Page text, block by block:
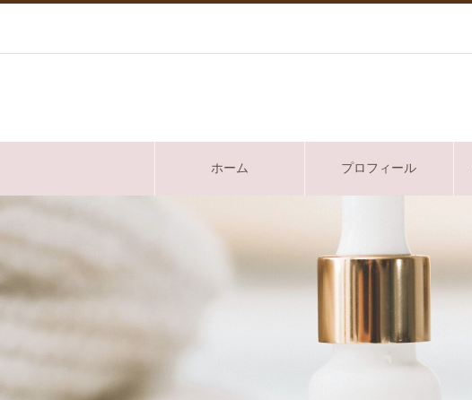
ホーム プロフィール